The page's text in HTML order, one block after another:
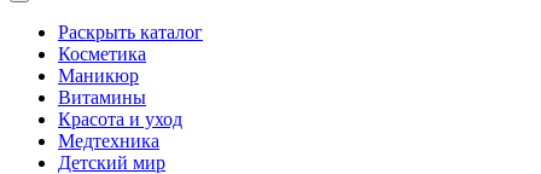
Раскрыть каталог
Косметика
Маникюр
Витамины
Красота и уход
Медтехника
Детский мир